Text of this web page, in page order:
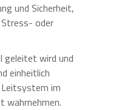
und Sicherheit,
oder
geleitet wird und
einheitlich
im
wahrnehmen.